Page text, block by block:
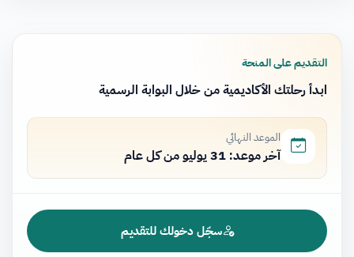
التقديم على المنحة
ابدأ رحلتك الأكاديمية من خلال البوابة الرسمية
الموعد النهائي
آخر موعد: 31 يوليو من كل عام
سجّل دخولك للتقديم